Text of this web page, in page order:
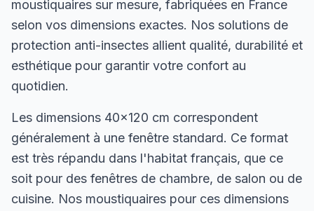
moustiquaires sur mesure, fabriquées en France
selon vos dimensions exactes. Nos solutions de
protection anti-insectes allient qualité, durabilité et
esthétique pour garantir votre confort au
quotidien.
Les dimensions 40×120 cm correspondent
généralement à une fenêtre standard. Ce format
est très répandu dans l'habitat français, que ce
soit pour des fenêtres de chambre, de salon ou de
cuisine. Nos moustiquaires pour ces dimensions